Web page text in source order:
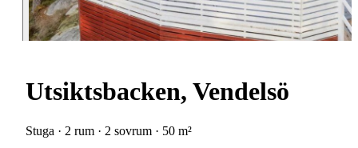
Utsiktsbacken, Vendelsö
Stuga · 2 rum · 2 sovrum · 50 m²